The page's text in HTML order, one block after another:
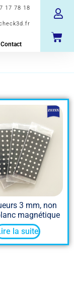
17 78 18
3 mm, non
magnétique
la suite